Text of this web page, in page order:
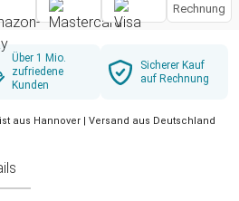
Rechnung
Über 1 Mio.
zufriedene
Kunden
Sicherer Kauf
auf Rechnung
aus Hannover | Versand aus Deutschland